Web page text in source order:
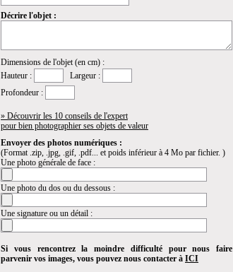
Décrire l'objet :
Dimensions de l'objet (en cm) :
Hauteur :
Largeur :
Profondeur :
» Découvrir les 10 conseils de l'expert
pour bien photographier ses objets de valeur
Envoyer des photos numériques :
(Format .zip, .jpg, .gif, .pdf... et poids inférieur à 4 Mo par fichier. )
Une photo générale de face :
Une photo du dos ou du dessous :
Une signature ou un détail :
Si vous rencontrez la moindre difficulté pour nous faire
parvenir vos images, vous pouvez nous contacter à ICI